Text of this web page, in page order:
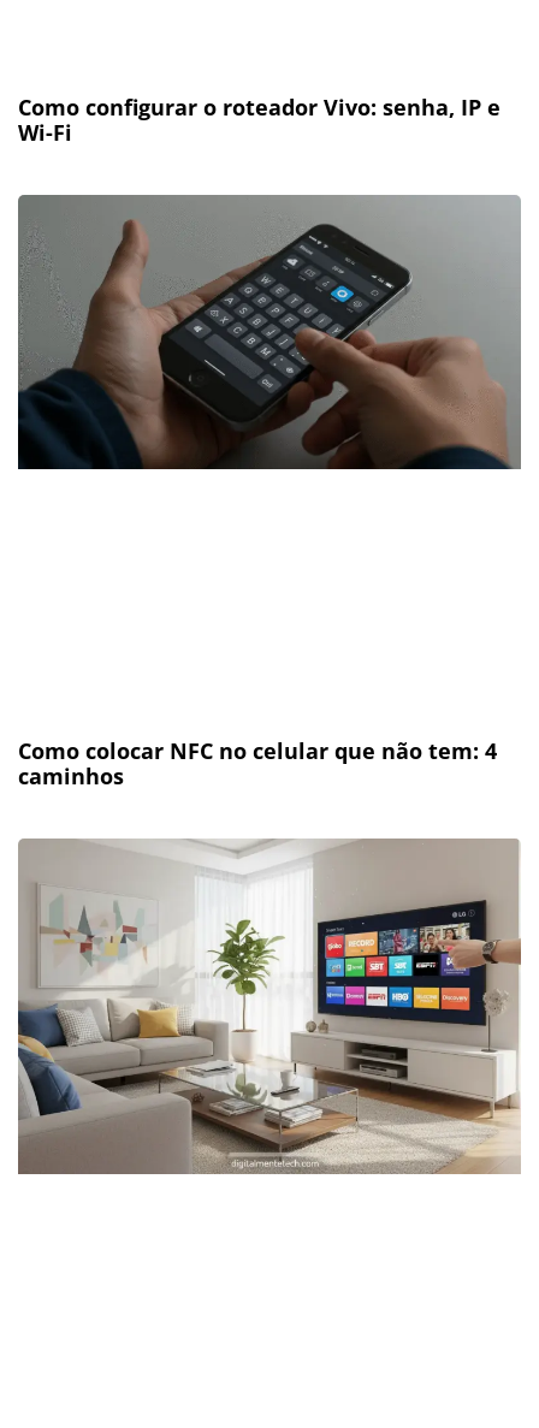
Como configurar o roteador Vivo: senha, IP e
Wi-Fi
Como colocar NFC no celular que não tem: 4
caminhos